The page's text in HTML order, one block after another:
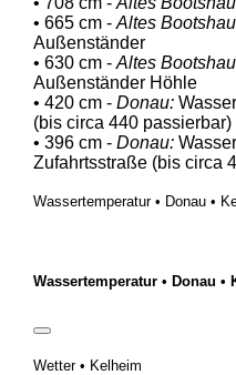
• 665 cm - Altes
Außenständer
• 630 cm - Altes
Außenständer Höhle
• 420 cm - Donau:
(bis circa 440 passierbar)
• 396 cm - Donau:
Zufahrtsstraße (bis circa
Wassertemperatur • Donau •
Wassertemperatur • Donau •
Wetter • Kelheim